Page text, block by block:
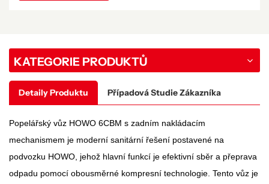
KATEGORIE PRODUKTŮ
Detaily Produktu Případová Studie Zákazníka
Popelářský vůz HOWO 6CBM s zadním nakládacím
mechanismem je moderní sanitární řešení postavené na
podvozku HOWO, jehož hlavní funkcí je efektivní sběr a přeprava
odpadu pomocí obousměrné kompresní technologie. Tento vůz je